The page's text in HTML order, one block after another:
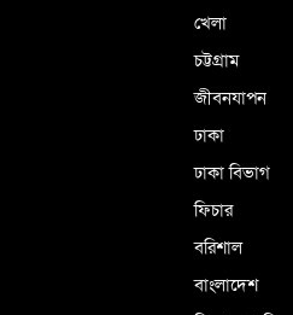
খেলা
চট্টগ্রাম
জীবনযাপন
ঢাকা
ঢাকা বিভাগ
ফিচার
বরিশাল
বাংলাদেশ